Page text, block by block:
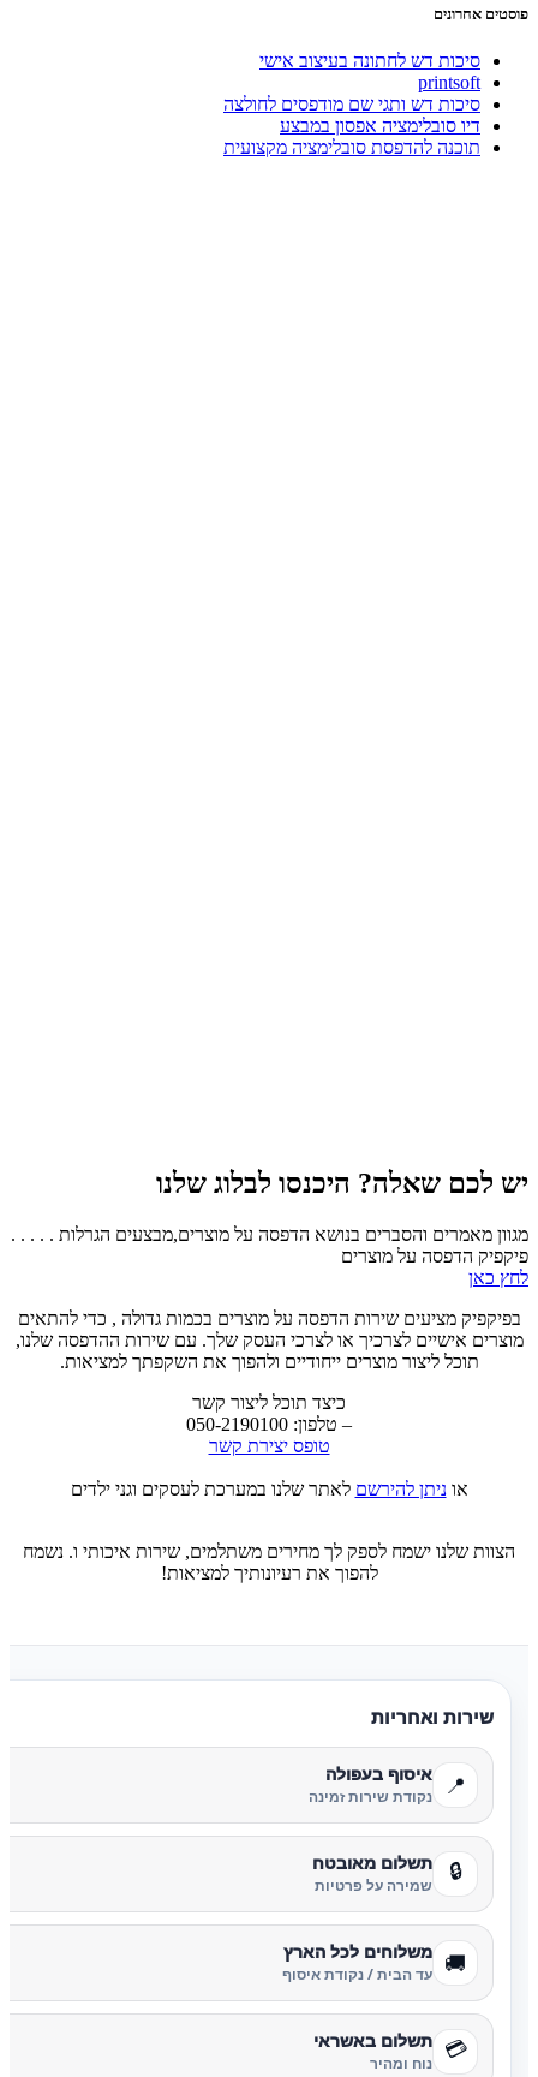
פוסטים אחרונים
סיכות דש לחתונה בעיצוב אישי
printsoft
סיכות דש ותגי שם מודפסים לחולצה
דיו סובלימציה אפסון במבצע
תוכנה להדפסת סובלימציה מקצועית
יש לכם שאלה? היכנסו לבלוג שלנו
מגוון מאמרים והסברים בנושא הדפסה על מוצרים,מבצעים הגרלות . . . . .
פיקפיק הדפסה על מוצרים
לחץ כאן
בפיקפיק מציעים שירות הדפסה על מוצרים בכמות גדולה , כדי להתאים
מוצרים אישיים לצרכיך או לצרכי העסק שלך. עם שירות ההדפסה שלנו,
תוכל ליצור מוצרים ייחודיים ולהפוך את השקפתך למציאות.
כיצד תוכל ליצור קשר
– טלפון: 050-2190100
טופס יצירת קשר
אוניתן להירשם לאתר שלנו במערכת לעסקים וגני ילדים
הצוות שלנו ישמח לספק לך מחירים משתלמים, שירות איכותי ו. נשמח
להפוך את רעיונותיך למציאות!
שירות ואחריות
📍 איסוף בעפולה
נקודת שירות זמינה
🔒 תשלום מאובטח
שמירה על פרטיות
🚚 משלוחים לכל הארץ
עד הבית / נקודת איסוף
💳 תשלום באשראי
נוח ומהיר